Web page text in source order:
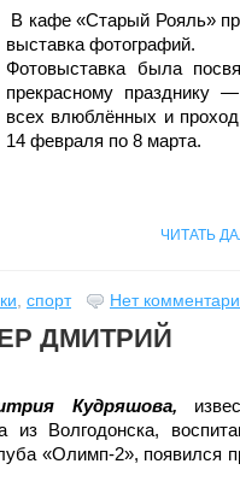
В кафе «Старый Рояль»
выставка фотографий.
Фотовыставка была
прекрасному празднику
всех влюблённых и
14 февраля по 8 марта.
ЧИТАТЬ
, спорт Нет
ДМИТРИЙ
Кудряшова,
из Волгодонска,
«Олимп-2», появился